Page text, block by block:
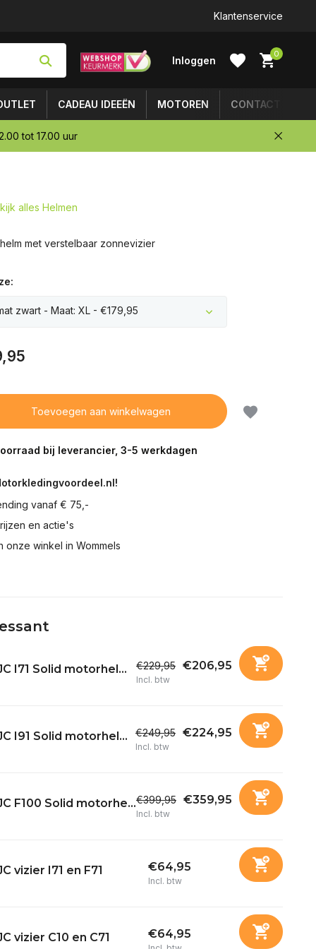
Klantenservice
Inloggen
0
CADEAU IDEEËN MOTOREN CONTACT
tot 17.00 uur
alles Helmen
met verstelbaar zonnevizier
zwart - Maat: XL - €179,95
Toevoegen aan winkelwagen
bij leverancier, 3-5 werkdagen
vanaf € 75,-
en actie's
onze winkel in Wommels
I71 Solid motorhel... €229,95 €206,95
Incl. btw
I91 Solid motorhel... €249,95 €224,95
Incl. btw
F100 Solid motorhe...€399,95 €359,95
Incl. btw
vizier I71 en F71 €64,95
Incl. btw
vizier C10 en C71 €64,95